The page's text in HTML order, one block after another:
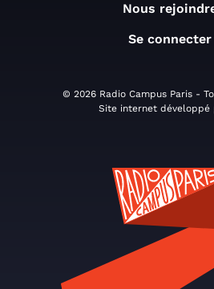
Nous
Se connecter
© 2026 Radio Campus Paris -
Site internet développé